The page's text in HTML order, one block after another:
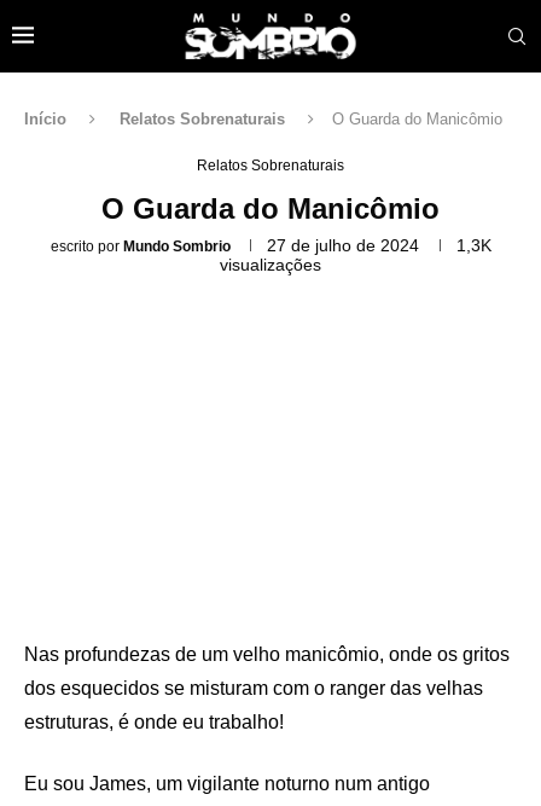
Início Relatos Sobrenaturais O Guarda do Manicômio
Relatos Sobrenaturais
O Guarda do Manicômio
escrito por Mundo Sombrio 27 de julho de 2024
1,3K
visualizações
Nas profundezas de um velho manicômio, onde os gritos
dos esquecidos se misturam com o ranger das velhas
estruturas, é onde eu trabalho!
Eu sou James, um vigilante noturno num antigo